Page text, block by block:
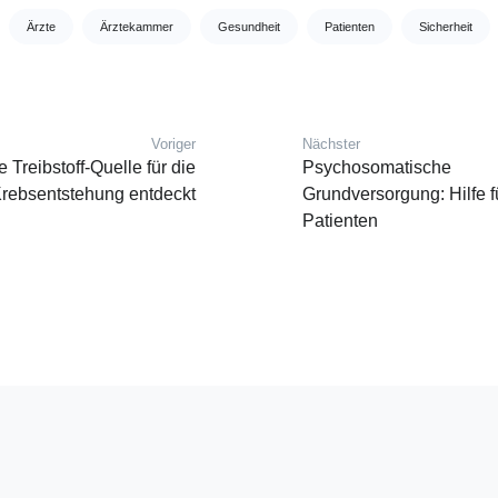
Ärzte Ärztekammer Gesundheit Patienten Sicherheit
Voriger
Vorheriger Beitrag:
Treibstoff-Quelle für die
entdeckt
Nächster
Nächster Beitrag:
Psychosomatische
Grundversorgung: Hilfe
Patienten